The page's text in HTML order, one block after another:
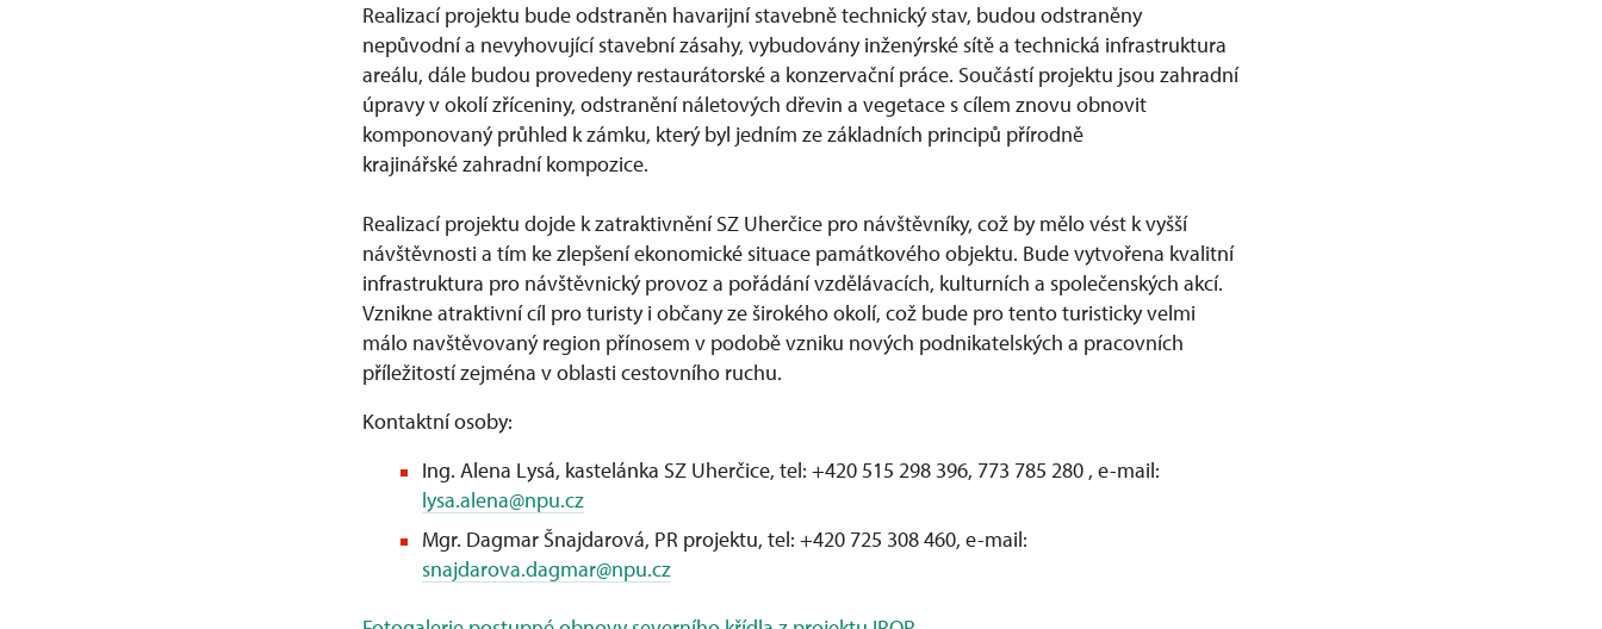
Realizací projektu bude odstraněn havarijní stavebně technický stav, budou odstraněny
nepůvodní a nevyhovující stavební zásahy, vybudovány inženýrské sítě a technická infrastruktura
areálu, dále budou provedeny restaurátorské a konzervační práce. Součástí projektu jsou zahradní
úpravy v okolí zříceniny, odstranění náletových dřevin a vegetace s cílem znovu obnovit
komponovaný průhled k zámku, který byl jedním ze základních principů přírodně
krajinářské zahradní kompozice.
Realizací projektu dojde k zatraktivnění SZ Uherčice pro návštěvníky, což by mělo vést k vyšší
návštěvnosti a tím ke zlepšení ekonomické situace památkového objektu. Bude vytvořena kvalitní
infrastruktura pro návštěvnický provoz a pořádání vzdělávacích, kulturních a společenských akcí.
Vznikne atraktivní cíl pro turisty i občany ze širokého okolí, což bude pro tento turisticky velmi
málo navštěvovaný region přínosem v podobě vzniku nových podnikatelských a pracovních
příležitostí zejména v oblasti cestovního ruchu.
Kontaktní osoby:
Ing. Alena Lysá, kastelánka SZ Uherčice, tel: +420 515 298 396, 773 785 280 , e-mail:
lysa.alena@npu.cz
Mgr. Dagmar Šnajdarová, PR projektu, tel: +420 725 308 460, e-mail:
snajdarova.dagmar@npu.cz